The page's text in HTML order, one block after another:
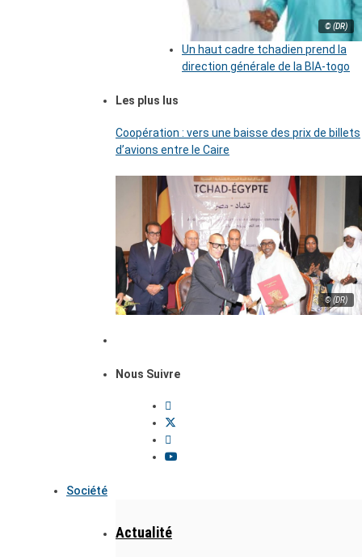
© (DR)
Un haut cadre tchadien prend la
direction générale de la BIA-togo
Les plus lus
Coopération : vers une baisse des prix de billets
d’avions entre le Caire
© (DR)
Nous Suivre
Société
Actualité